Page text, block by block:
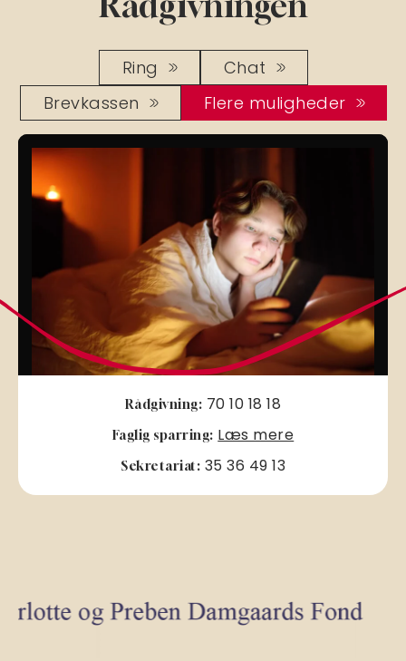
Ring
Chat
Brevkassen
Flere muligheder
Rådgivning: 70 10 18 18
Faglig sparring: Læs mere
Sekretariat: 35 36 49 13